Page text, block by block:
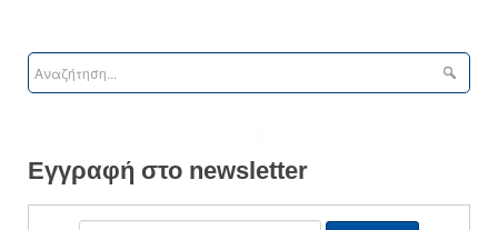
Εγγραφή στο newsletter